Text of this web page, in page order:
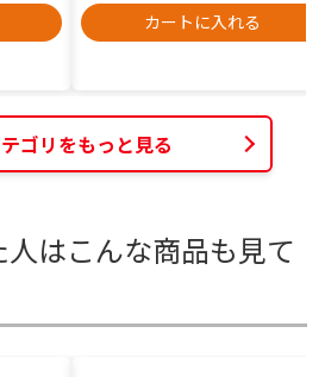
カートに入れる
ゴリをもっと見る
はこんな商品も見て